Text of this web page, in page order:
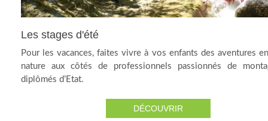
Les stages d'été
Pour les vacances, faites vivre à vos enfants des aventures
nature aux côtés de professionnels passionnés de
diplômés d’Etat.
DÉCOUVRIR
1 2 3 4 5